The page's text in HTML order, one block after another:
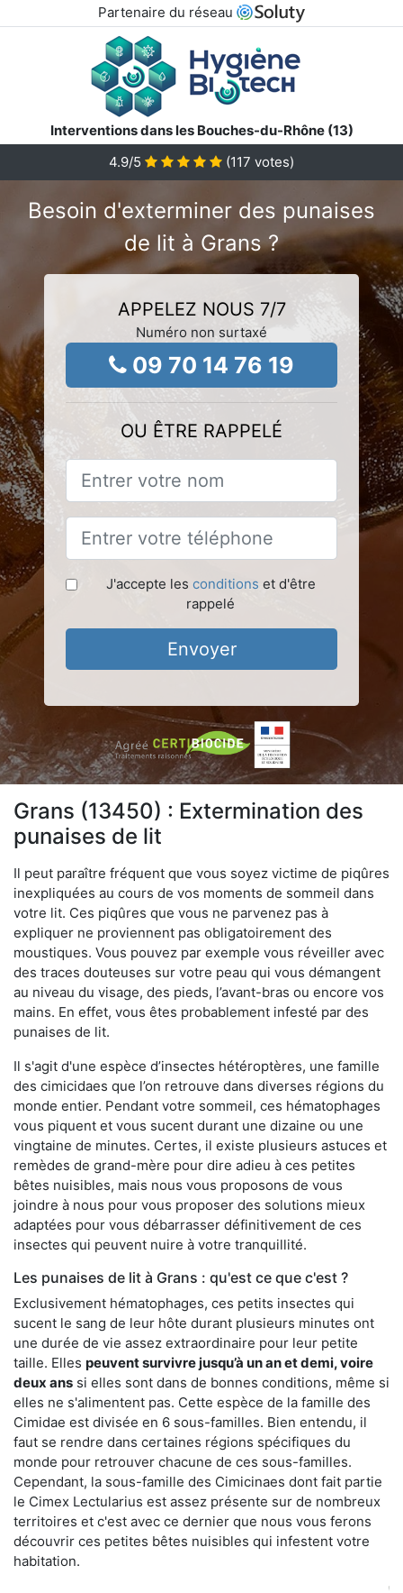
Partenaire du réseau
Interventions dans les Bouches-du-Rhône (13)
4.9/5 (117 votes)
Besoin d'exterminer des punaises
de lit à Grans ?
APPELEZ NOUS 7/7
Numéro non surtaxé
09 70 14 76 19
OU ÊTRE RAPPELÉ
J'accepte les conditions et d'être
rappelé
Envoyer
Grans (13450) : Extermination des
punaises de lit
Il peut paraître fréquent que vous soyez victime de piqûres
inexpliquées au cours de vos moments de sommeil dans
votre lit. Ces piqûres que vous ne parvenez pas à
expliquer ne proviennent pas obligatoirement des
moustiques. Vous pouvez par exemple vous réveiller avec
des traces douteuses sur votre peau qui vous démangent
au niveau du visage, des pieds, l’avant-bras ou encore vos
mains. En effet, vous êtes probablement infesté par des
punaises de lit.
Il s'agit d'une espèce d’insectes hétéroptères, une famille
des cimicidaes que l’on retrouve dans diverses régions du
monde entier. Pendant votre sommeil, ces hématophages
vous piquent et vous sucent durant une dizaine ou une
vingtaine de minutes. Certes, il existe plusieurs astuces et
remèdes de grand-mère pour dire adieu à ces petites
bêtes nuisibles, mais nous vous proposons de vous
joindre à nous pour vous proposer des solutions mieux
adaptées pour vous débarrasser définitivement de ces
insectes qui peuvent nuire à votre tranquillité.
Les punaises de lit à Grans : qu'est ce que c'est ?
Exclusivement hématophages, ces petits insectes qui
sucent le sang de leur hôte durant plusieurs minutes ont
une durée de vie assez extraordinaire pour leur petite
taille. Elles peuvent survivre jusqu’à un an et demi, voire
deux ans si elles sont dans de bonnes conditions, même si
elles ne s'alimentent pas. Cette espèce de la famille des
Cimidae est divisée en 6 sous-familles. Bien entendu, il
faut se rendre dans certaines régions spécifiques du
monde pour retrouver chacune de ces sous-familles.
Cependant, la sous-famille des Cimicinaes dont fait partie
le Cimex Lectularius est assez présente sur de nombreux
territoires et c'est avec ce dernier que nous vous ferons
découvrir ces petites bêtes nuisibles qui infestent votre
habitation.